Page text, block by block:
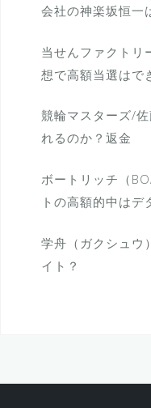
会社の神楽坂恒一
当せんファクトリ
想で高額当選はで
競輪マスターズ/
れるのか？返金
ボートリッチ（
トの高額的中はデ
学舟（ガクシュウ
イト？